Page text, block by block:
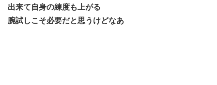
出来て自身の練度も上がる
腕試しこそ必要だと思うけどなあ